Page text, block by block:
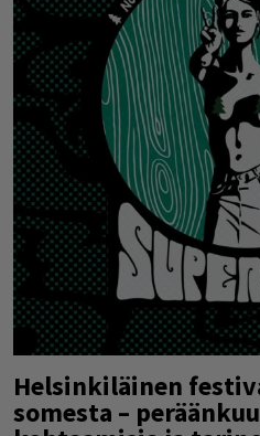
Helsinkiläinen
somesta –